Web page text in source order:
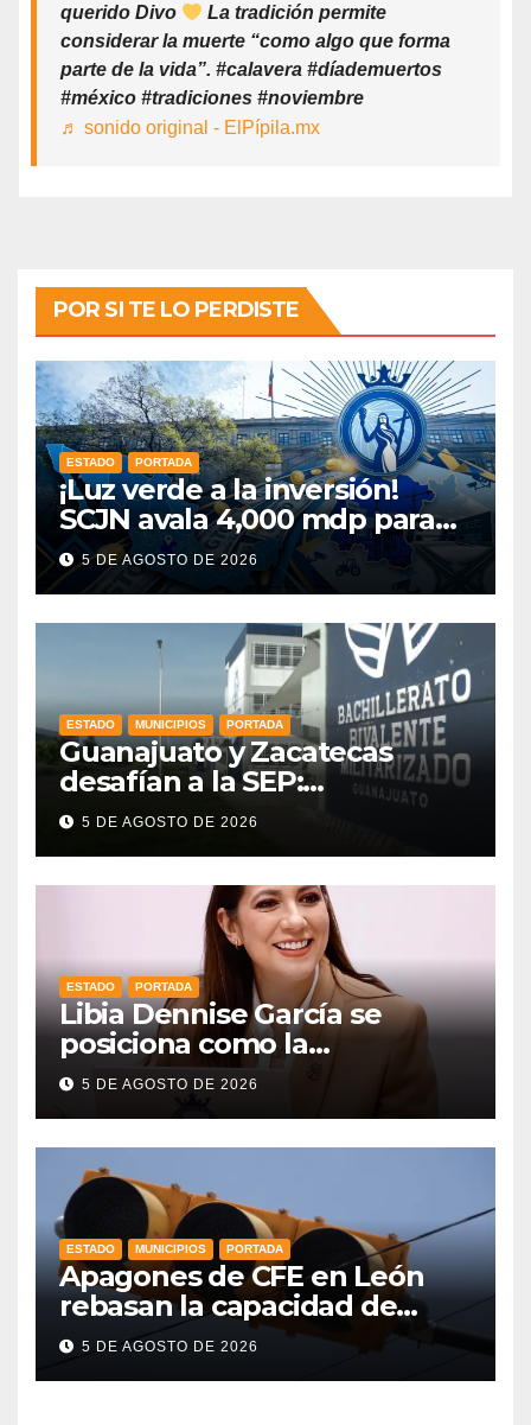
querido Divo
La tradición permite
considerar la muerte “como algo que forma
parte de la vida”. #calavera #díademuertos
#méxico #tradiciones #noviembre
♬ sonido original - ElPípila.mx
POR SI TE LO PERDISTE
ESTADO PORTADA
¡Luz verde a la inversión!
SCJN avala 4,000 mdp para
Guanajuato: ¿en qué se usará
este dinero?
5 DE AGOSTO DE 2026
ESTADO MUNICIPIOS PORTADA
Guanajuato y Zacatecas
desafían a la SEP:
mantendrán en operación
sus prepas militarizadas
5 DE AGOSTO DE 2026
ESTADO PORTADA
Libia Dennise García se
posiciona como la
gobernadora mejor evaluada
del país, según CE Research
5 DE AGOSTO DE 2026
ESTADO MUNICIPIOS PORTADA
Apagones de CFE en León
rebasan la capacidad de
respaldo en red de
semáforos
5 DE AGOSTO DE 2026